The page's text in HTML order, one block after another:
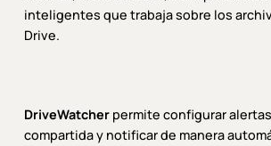
inteligentes que trabaja sobre los
Drive.
DriveWatcher permite configurar
compartida y notificar de manera